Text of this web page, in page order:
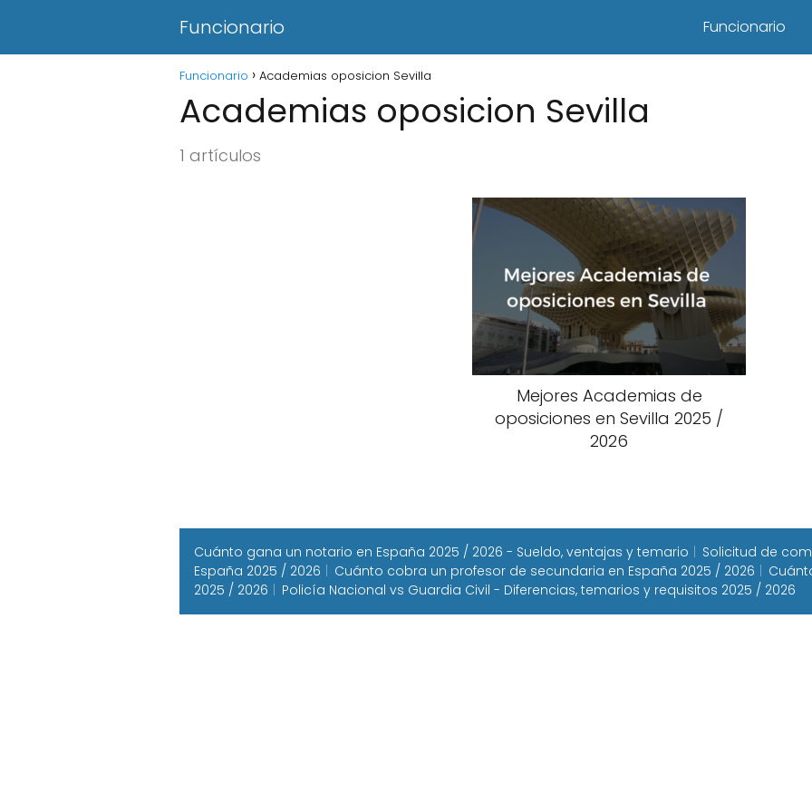
Funcionario Funcionario
Funcionario Academias oposicion Sevilla
Academias oposicion Sevilla
1 artículos
Mejores Academias de
oposiciones en Sevilla 2025 /
2026
Cuánto gana un notario en España 2025 / 2026 - Sueldo, ventajas y temario
Solicitud de
España 2025 / 2026
Cuánto cobra un profesor de secundaria en España 2025 / 2026
2025 / 2026
Policía Nacional vs Guardia Civil - Diferencias, temarios y requisitos 2025 / 2026